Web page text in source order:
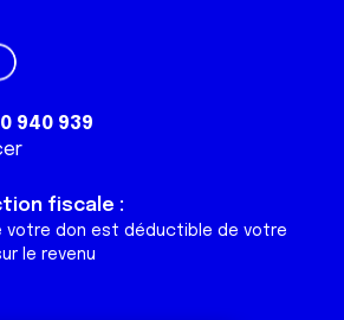
940 939
fiscale :
votre don est déductible de votre
le revenu